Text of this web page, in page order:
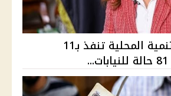
قرارات وزيرة التنمية المحلية تنفذ بـ11